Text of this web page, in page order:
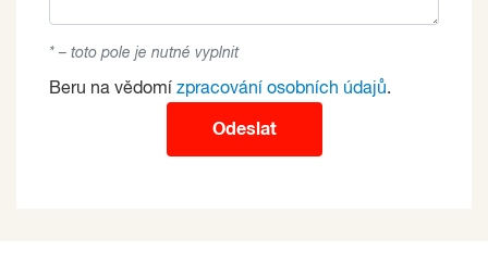
* – toto pole je nutné vyplnit
Beru na vědomí zpracování osobních údajů.
Odeslat